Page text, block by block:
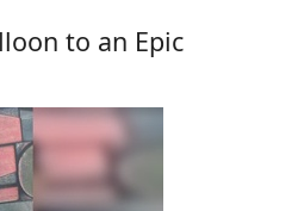
to an Epic